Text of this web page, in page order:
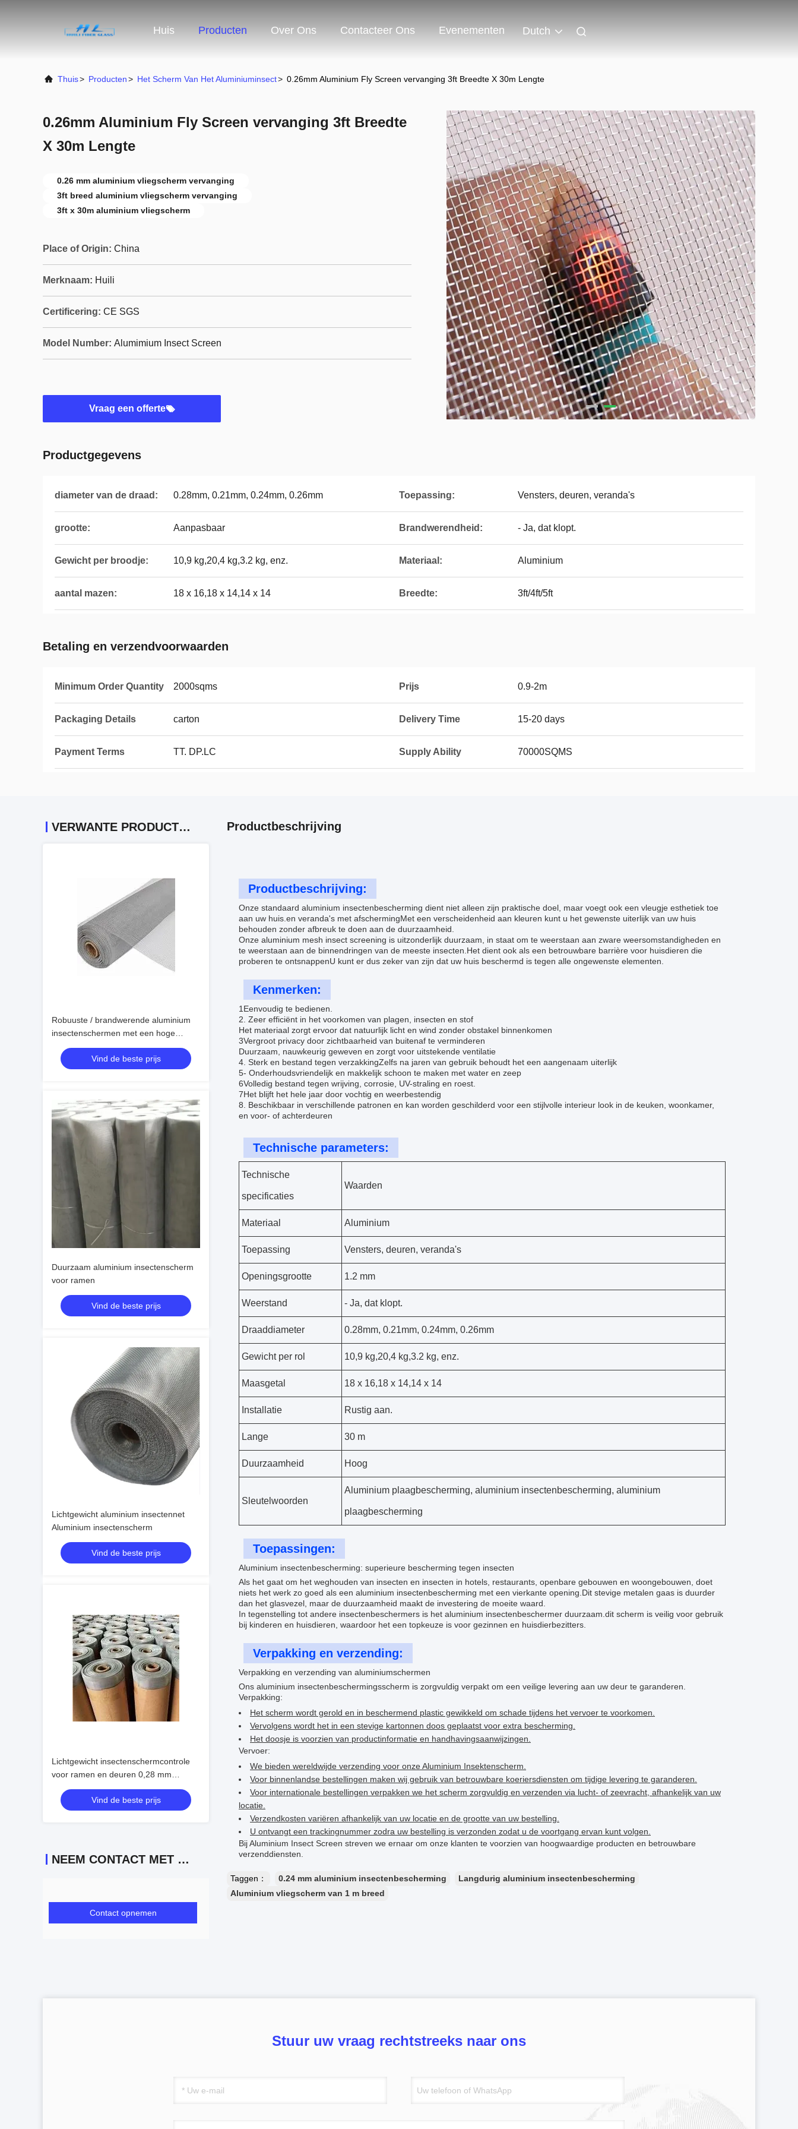
Huis Producten Over Ons Contacteer Ons Evenementen Dutch
Thuis> Producten> Het Scherm Van Het Aluminiuminsect> 0.26mm Aluminium Fly Screen vervanging 3ft Breedte X 30m Lengte
0.26mm Aluminium Fly Screen vervanging 3ft Breedte
X 30m Lengte
0.26 mm aluminium vliegscherm vervanging
3ft breed aluminium vliegscherm vervanging
3ft x 30m aluminium vliegscherm
Place of Origin: China
Merknaam: Huili
Certificering: CE SGS
Model Number: Alumimium Insect Screen
Vraag een offerte
Productgegevens
diameter van de draad: 0.28mm, 0.21mm, 0.24mm, 0.26mm Toepassing: Vensters, deuren, veranda's
grootte: Aanpasbaar Brandwerendheid: - Ja, dat klopt.
Gewicht per broodje: 10,9 kg,20,4 kg,3.2 kg, enz. Materiaal: Aluminium
aantal mazen: 18 x 16,18 x 14,14 x 14 Breedte: 3ft/4ft/5ft
Betaling en verzendvoorwaarden
Minimum Order Quantity 2000sqms Prijs 0.9-2m
Packaging Details carton Delivery Time 15-20 days
Payment Terms TT. DP.LC Supply Ability 70000SQMS
VERWANTE PRODUCTEN
Robuuste / brandwerende aluminium
insectenschermen met een hoge
duurzaamheid
Vind de beste prijs
Duurzaam aluminium insectenscherm
voor ramen
Vind de beste prijs
Lichtgewicht aluminium insectennet
Aluminium insectenscherm
Vind de beste prijs
Lichtgewicht insectenschermcontrole
voor ramen en deuren 0,28 mm
corrosiebestendig aluminium
Vind de beste prijs
NEEM CONTACT MET ONS OP
Contact opnemen
Productbeschrijving
Productbeschrijving:
Onze standaard aluminium insectenbescherming dient niet alleen zijn praktische doel, maar voegt ook een vleugje esthetiek toe
aan uw huis.en veranda's met afschermingMet een verscheidenheid aan kleuren kunt u het gewenste uiterlijk van uw huis
behouden zonder afbreuk te doen aan de duurzaamheid.
Onze aluminium mesh insect screening is uitzonderlijk duurzaam, in staat om te weerstaan aan zware weersomstandigheden en
te weerstaan aan de binnendringen van de meeste insecten.Het dient ook als een betrouwbare barrière voor huisdieren die
proberen te ontsnappenU kunt er dus zeker van zijn dat uw huis beschermd is tegen alle ongewenste elementen.
Kenmerken:
1Eenvoudig te bedienen.
2. Zeer efficiënt in het voorkomen van plagen, insecten en stof
Het materiaal zorgt ervoor dat natuurlijk licht en wind zonder obstakel binnenkomen
3Vergroot privacy door zichtbaarheid van buitenaf te verminderen
Duurzaam, nauwkeurig geweven en zorgt voor uitstekende ventilatie
4. Sterk en bestand tegen verzakkingZelfs na jaren van gebruik behoudt het een aangenaam uiterlijk
5- Onderhoudsvriendelijk en makkelijk schoon te maken met water en zeep
6Volledig bestand tegen wrijving, corrosie, UV-straling en roest.
7Het blijft het hele jaar door vochtig en weerbestendig
8. Beschikbaar in verschillende patronen en kan worden geschilderd voor een stijlvolle interieur look in de keuken, woonkamer,
en voor- of achterdeuren
Technische parameters:
Technische
specificaties
Waarden
Materiaal Aluminium
Toepassing Vensters, deuren, veranda's
Openingsgrootte 1.2 mm
Weerstand - Ja, dat klopt.
Draaddiameter 0.28mm, 0.21mm, 0.24mm, 0.26mm
Gewicht per rol 10,9 kg,20,4 kg,3.2 kg, enz.
Maasgetal 18 x 16,18 x 14,14 x 14
Installatie Rustig aan.
Lange 30 m
Duurzaamheid Hoog
Sleutelwoorden
Aluminium plaagbescherming, aluminium insectenbescherming, aluminium
plaagbescherming
Toepassingen:
Aluminium insectenbescherming: superieure bescherming tegen insecten
Als het gaat om het weghouden van insecten en insecten in hotels, restaurants, openbare gebouwen en woongebouwen, doet
niets het werk zo goed als een aluminium insectenbescherming met een vierkante opening.Dit stevige metalen gaas is duurder
dan het glasvezel, maar de duurzaamheid maakt de investering de moeite waard.
In tegenstelling tot andere insectenbeschermers is het aluminium insectenbeschermer duurzaam.dit scherm is veilig voor gebruik
bij kinderen en huisdieren, waardoor het een topkeuze is voor gezinnen en huisdierbezitters.
Verpakking en verzending:
Verpakking en verzending van aluminiumschermen
Ons aluminium insectenbeschermingsscherm is zorgvuldig verpakt om een veilige levering aan uw deur te garanderen.
Verpakking:
Het scherm wordt gerold en in beschermend plastic gewikkeld om schade tijdens het vervoer te voorkomen.
Vervolgens wordt het in een stevige kartonnen doos geplaatst voor extra bescherming.
Het doosje is voorzien van productinformatie en handhavingsaanwijzingen.
Vervoer:
We bieden wereldwijde verzending voor onze Aluminium Insektenscherm.
Voor binnenlandse bestellingen maken wij gebruik van betrouwbare koeriersdiensten om tijdige levering te garanderen.
Voor internationale bestellingen verpakken we het scherm zorgvuldig en verzenden via lucht- of zeevracht, afhankelijk van uw
locatie.
Verzendkosten variëren afhankelijk van uw locatie en de grootte van uw bestelling.
U ontvangt een trackingnummer zodra uw bestelling is verzonden zodat u de voortgang ervan kunt volgen.
Bij Aluminium Insect Screen streven we ernaar om onze klanten te voorzien van hoogwaardige producten en betrouwbare
verzenddiensten.
Taggen： 0.24 mm aluminium insectenbescherming
Langdurig aluminium insectenbescherming
Aluminium vliegscherm van 1 m breed
Stuur uw vraag rechtstreeks naar ons